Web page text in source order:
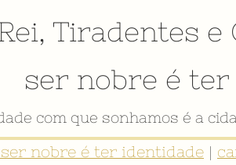
, Tiradentes e
ser nobre é
com que sonhamos é a
nobre é ter identidade |